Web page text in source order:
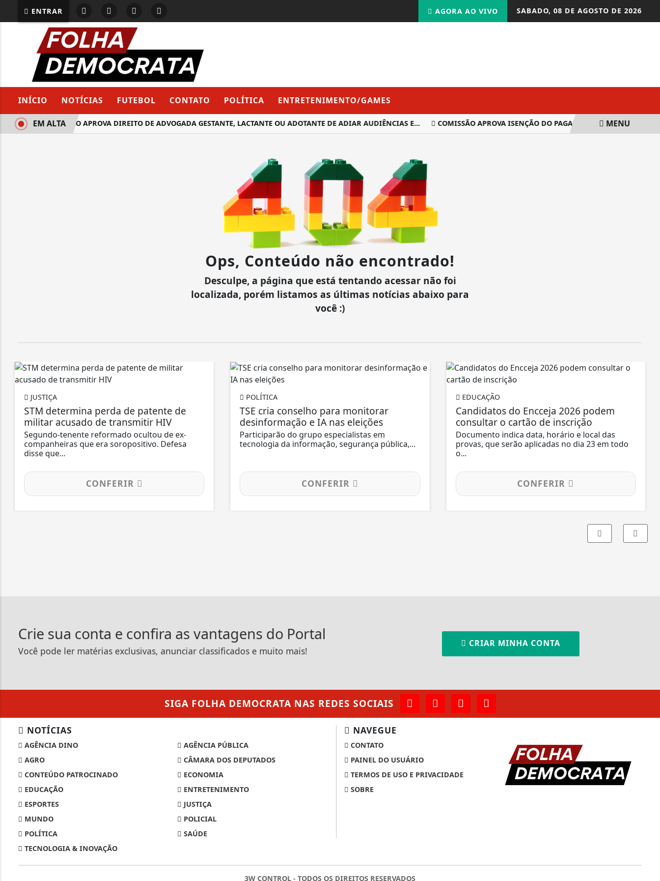
ENTRAR SABADO, 08 DE AGOSTO DE 2026
AGORA AO VIVO
INÍCIO NOTÍCIAS FUTEBOL CONTATO POLÍTICA ENTRETENIMENTO/GAMES
COMISSÃO APROVA DIREITO DE ADVOGADA GESTANTE, LACTANTE OU ADOTANTE DE ADIAR AUDIÊNCIAS E... COMISSÃO APROVA ISENÇÃO DO PAGAMENTO DE ANUIDADE A
EM ALTA MENU
Ops, Conteúdo não encontrado!
Desculpe, a página que está tentando acessar não foi
localizada, porém listamos as últimas notícias abaixo para
você :)
JUSTIÇA
STM determina perda de patente de
militar acusado de transmitir HIV
Segundo-tenente reformado ocultou de ex-
companheiras que era soropositivo. Defesa
disse que...
CONFERIR
POLÍTICA
TSE cria conselho para monitorar
desinformação e IA nas eleições
Participarão do grupo especialistas em
tecnologia da informação, segurança pública,...
CONFERIR
EDUCAÇÃO
Candidatos do Encceja 2026 podem
consultar o cartão de inscrição
Documento indica data, horário e local das
provas, que serão aplicadas no dia 23 em todo
o...
CONFERIR
Crie sua conta e confira as vantagens do Portal
Você pode ler matérias exclusivas, anunciar classificados e muito mais!
CRIAR MINHA CONTA
SIGA FOLHA DEMOCRATA NAS REDES SOCIAIS
NOTÍCIAS
AGÊNCIA DINO
AGÊNCIA PÚBLICA
AGRO
CÂMARA DOS DEPUTADOS
CONTEÚDO PATROCINADO
ECONOMIA
EDUCAÇÃO
ENTRETENIMENTO
ESPORTES
JUSTIÇA
MUNDO
POLICIAL
POLÍTICA
SAÚDE
TECNOLOGIA & INOVAÇÃO
NAVEGUE
CONTATO
PAINEL DO USUÁRIO
TERMOS DE USO E PRIVACIDADE
SOBRE
3W CONTROL - TODOS OS DIREITOS RESERVADOS